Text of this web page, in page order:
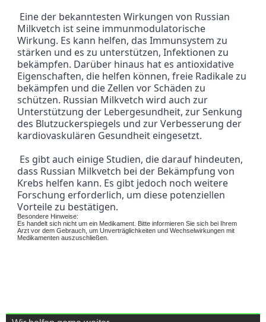
Milkvetch ist seine immunmodulatorische
Wirkung. Es kann helfen, das Immunsystem zu
stärken und es zu unterstützen, Infektionen zu
bekämpfen. Darüber hinaus hat es antioxidative
Eigenschaften, die helfen können, freie Radikale zu
bekämpfen und die Zellen vor Schäden zu
schützen. Russian Milkvetch wird auch zur
Unterstützung der Lebergesundheit, zur Senkung
des Blutzuckerspiegels und zur Verbesserung der
kardiovaskulären Gesundheit eingesetzt.
dass Russian Milkvetch bei der Bekämpfung von
Krebs helfen kann. Es gibt jedoch noch weitere
Forschung erforderlich, um diese potenziellen
Vorteile zu bestätigen.
Besondere Hinweise:
Es handelt sich nicht um ein Medikament. Bitte informieren Sie sich bei Ihrem
Arzt vor dem Gebrauch, um Unverträglichkeiten und Wechselwirkungen mit
Medikamenten auszuschließen.